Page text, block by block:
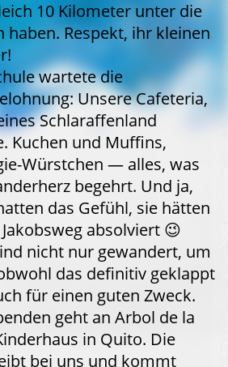
10 Kilometer unter die
haben. Respekt, ihr kleinen
wartete die
Unsere Cafeteria,
Schlaraffenland
Kuchen und Muffins,
Würstchen — alles, was
begehrt. Und ja,
das Gefühl, sie hätten
absolviert 😉
nicht nur gewandert, um
das definitiv geklappt
für einen guten Zweck.
geht an Arbol de la
in Quito. Die
bei uns und kommt